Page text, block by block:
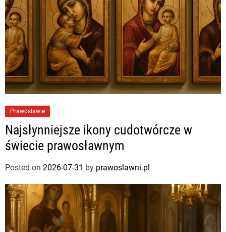
Prawosławie
Najsłynniejsze ikony cudotwórcze w
świecie prawosławnym
Posted on 2026-07-31 by prawoslawni.pl